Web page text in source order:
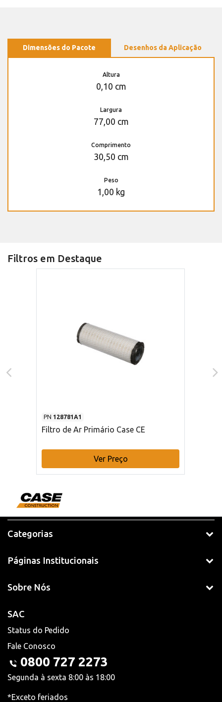
Dimensões do Pacote Desenhos da Aplicação
Altura
0,10 cm
Largura
77,00 cm
Comprimento
30,50 cm
Peso
1,00 kg
Filtros em Destaque
PN 128781A1
Filtro de Ar Primário Case CE
Ver Preço
Categorias
Páginas Institucionais
Sobre Nós
SAC
Status do Pedido
Fale Conosco
0800 727 2273
Segunda à sexta 8:00 às 18:00
*Exceto feriados